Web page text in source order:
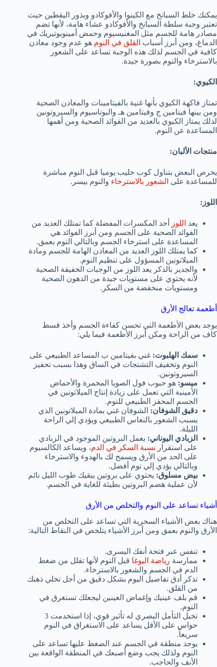
يمكنك خلط السبانخ مع الكينوا والأفوكادو وبذور اليقطين حيث
تعتبر وجبة سلطة السبانخ والأفوكادو عشاء هامة، لأنها تضم
مصادر هامة للجسم مثل المغنيسيوم وحمض أمينوبوتيريك في
الدماغ، ومن أبرز أسباب القلق في النوم هو عدم وجود معادن
كافية في الجسم لذلك هذه الوجبة تساعد على الشعور
بالاسترخاء والنوم بصورة جيدة.
الكيوي:
تمتاز فاكهة الكيوي بأنها غنية بالفيتامينات والمعادن الصحية
ومن بينها فيتامين ج وفيتامين هـ والبوتاسيوم والسيروتونين
لذلك يمتاز الكيوي بالعديد من الفوائد الصحية ومن أهمها
المساعدة عن النوم.
منتجات الألبان:
يحرص البعض بتناول كوب حليب يوميا قبل النوم مباشرة
للمساعدة على الشعور بالاسترخاء والنوم بيسر.
اللوز:
يعد اللوز
أحد المكسرات المفضلة كما تمتلك العديد من
الفوائد الصحية على الجسم ومن أبرز الفوائد هي
المساعدة على استرخاء الجسم وبالتالي النوم بعمق.
كما يمتلك اللوز العديد من المعادن الهامة للجسم ومادة
الميلاتونين المسؤول على تنظيم النوم.
والجدير بالذكر يعد اللوز من الوجبات الخفيفة الصحية
لأنه يحتوي على مستويات جيدة من الدهون الصحية
ومستويات منخفضة من السكر.
أطعمة تعالج الأرق
يوجد بعض الأطعمة التي تحسن كفاءة الجسم وأخذ قسط
كاف من الراحة ومكن أبرز الأطعمة فيما يلي:
سمك الهلبوت: غني بفيتامين ب المساعد الطبيعي على
النوم وتخفيف التشنجات في الساق وهذا بسبب تحفيز
السيروتونين.
ميسو: هو حبوب فول الصويا المخمرة والأحماض
الأمينية التي تعمل على زيادة إنتاج الميلاتونين في
الجسم المحفز الطبيعي للنوم.
دقيق الشوفان: الشوفان غني بمادة الميلاتونين الذي
يسبب الشعور بالنعاس الطبيعي ويؤدي إلي الراحة
الليلة.
الزبادي اليوناني: يعمل البروتين الموجود في الزبادي
على استقرار نسبة السكر في الدم، ويساعد الكالسيوم
على الحد من الأرق ويسمح لك بالهدوء والاسترخاء
وبالتالي يؤدي إلي نوم أفضل.
بيض مسلوق: يحتوي على بروتين يبقيك طوب الليل نائم
لأن عملية هضم البروتين بطيئة للغاية في الجسم.
أشياء تساعد على النوم والتخلص من الأرق
هناك بعض الأشياء السحرية التي تساعد على التخلص من
الأرق والنوم بعمق ومن أبرز الأشياء يتلخص في النقاط التالية:
تنفس عبر فتحة أنفك اليسرى.
ممارسة رياضة اليوغا قبل النوم لأنها تقلل من ضغط
الدم في الجسم والشعور بالاسترخاء.
تذكر أدق تفاصيل اليوم بشكل دقيق من أجل تخلي ذهنك
من القلق.
قم بلف عينيك وإغماض العينين ليجعلك تستغرق في
النوم.
تخيل التأمل البصري له تأثير قوي، إذا استخدمت 3
حواس على الأقل يساعد على الاستغراق في النوم
سريعاً.
يوجد منطقة في الجسم عند الضغط عليها تساعد على
النوم ولذلك يجب وضع أصبعك في المنطقة الواقعة بين
الأنف والحاجب.